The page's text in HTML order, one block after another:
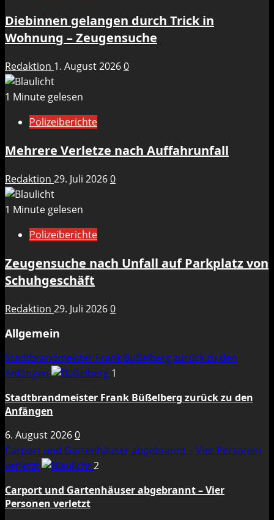
Diebinnen gelangen durch Trick in
Wohnung – Zeugensuche
Redaktion 1. August 20260
1 Minute gelesen
Polizeiberichte
Mehrere Verletze nach Auffahrunfall
Redaktion 29. Juli 20260
1 Minute gelesen
Polizeiberichte
Zeugensuche nach Unfall auf Parkplatz von
Schuhgeschäft
Redaktion 29. Juli 20260
Allgemein
Stadtbrandmeister Frank Büßelberg zurück zu den
Anfängen
1
Stadtbrandmeister Frank Büßelberg zurück zu den
Anfängen
6. August 20260
Carport und Gartenhäuser abgebrannt – Vier Personen
verletzt
2
Carport und Gartenhäuser abgebrannt – Vier
Personen verletzt